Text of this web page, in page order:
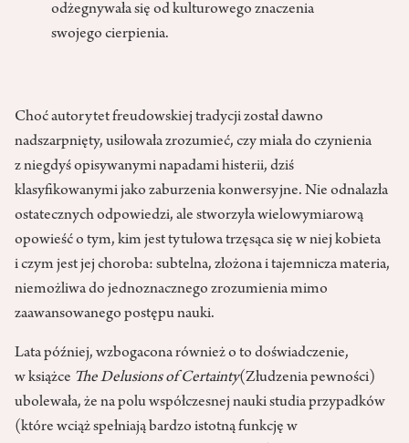
odżegnywała się od kulturowego znaczenia
swojego cierpienia.
Choć autorytet freudowskiej tradycji został dawno
nadszarpnięty, usiłowała zrozumieć, czy miała do czynienia
z niegdyś opisywanymi napadami histerii, dziś
klasyfikowanymi jako zaburzenia konwersyjne. Nie odnalazła
ostatecznych odpowiedzi, ale stworzyła wielowymiarową
opowieść o tym, kim jest tytułowa trzęsąca się w niej kobieta
i czym jest jej choroba: subtelna, złożona i tajemnicza materia,
niemożliwa do jednoznacznego zrozumienia mimo
zaawansowanego postępu nauki.
Lata później, wzbogacona również o to doświadczenie,
w książce The Delusions of Certainty(Złudzenia pewności)
ubolewała, że na polu współczesnej nauki studia przypadków
(które wciąż spełniają bardzo istotną funkcję w